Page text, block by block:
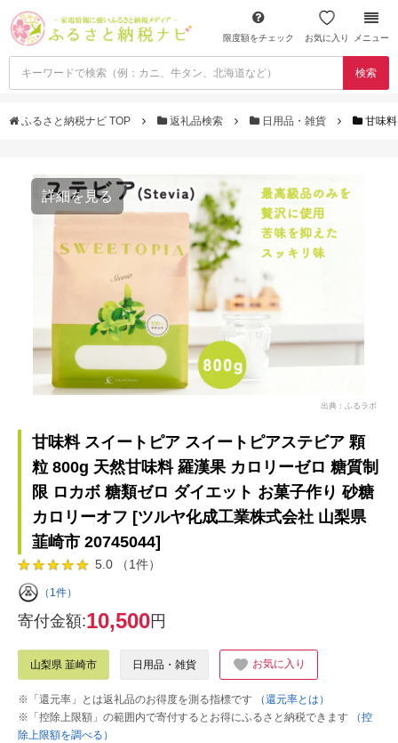
限度額をチェック お気に入り メニュー
検索
ふるさと納税ナビ TOP 返礼品検索 日用品・雑貨 甘味
詳細を見る
出典：ふるラボ
甘味料 スイートピア スイートピアステビア 顆
粒 800g 天然甘味料 羅漢果 カロリーゼロ 糖質制
限 ロカボ 糖類ゼロ ダイエット お菓子作り 砂糖
カロリーオフ [ツルヤ化成工業株式会社 山梨県
韮崎市 20745044]
5.0 （1件）
（1件）
寄付金額:10,500円
山梨県 韮崎市 日用品・雑貨 お気に入り
※「還元率」とは返礼品のお得度を測る指標です
（還元率とは）
※「控除上限額」の範囲内で寄付するとお得にふるさと納税できます
（控
除上限額を調べる）